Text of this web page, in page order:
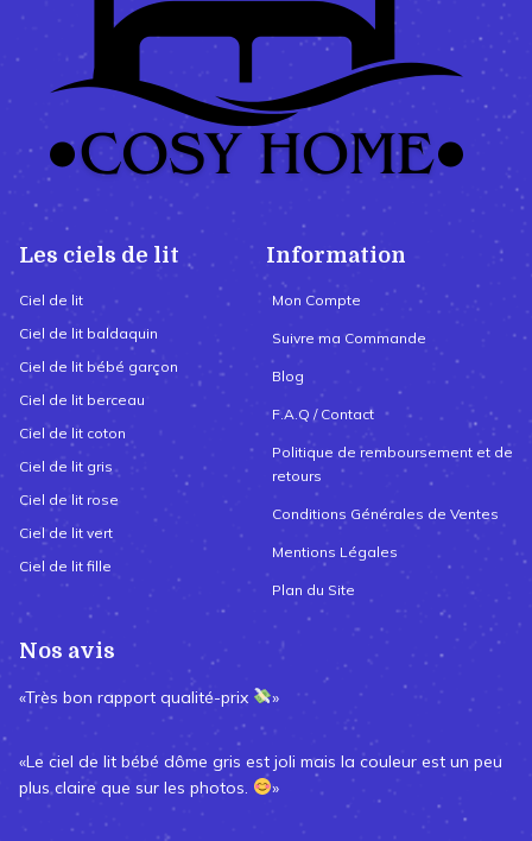
Les ciels de lit
Ciel de lit
Ciel de lit baldaquin
Ciel de lit bébé garçon
Ciel de lit berceau
Ciel de lit coton
Ciel de lit gris
Ciel de lit rose
Ciel de lit vert
Ciel de lit fille
Information
Mon Compte
Suivre ma Commande
Blog
F.A.Q / Contact
Politique de remboursement et de
retours
Conditions Générales de Ventes
Mentions Légales
Plan du Site
Nos avis
«Très bon rapport qualité-prix »
«Le ciel de lit bébé dôme gris est joli mais la couleur est un peu
plus claire que sur les photos.
»